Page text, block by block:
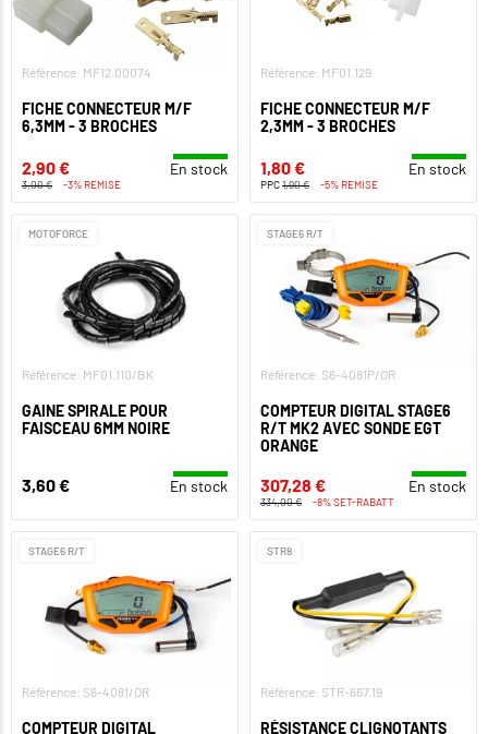
Référence: MF12.00074
FICHE CONNECTEUR M/F
6,3MM - 3 BROCHES
2,90 € En stock
3,00 € -3% REMISE
Référence: MF01.129
FICHE CONNECTEUR M/F
2,3MM - 3 BROCHES
1,80 € En stock
PPC1,90 € -5% REMISE
MOTOFORCE
Référence: MF01.110/BK
GAINE SPIRALE POUR
FAISCEAU 6MM NOIRE
3,60 € En stock
STAGE6 R/T
Référence: S6-4081P/OR
COMPTEUR DIGITAL STAGE6
R/T MK2 AVEC SONDE EGT
ORANGE
307,28 € En stock
334,00 € -8% SET-RABATT
STAGE6 R/T
Référence: S6-4081/OR
COMPTEUR DIGITAL
STR8
Référence: STR-667.19
RÉSISTANCE CLIGNOTANTS